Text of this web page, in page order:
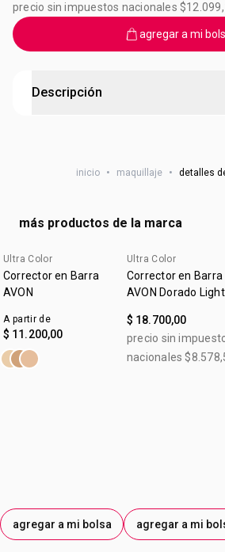
precio sin impuestos nacionales
agregar a mi
Descripción
Tecnologia IQ: Con cobertura media a
para un match perfecto. Luce y se
natural. No obstruye los poros.
inicio • maquillaje • detalles
más productos de la marca
Ultra Color
Corrector en Barra
AVON
A partir de
$ 11.200,00
agregar a mi bolsa
Ultra Color
Corrector en Barra
AVON Dorado Light
$ 18.700,00
precio sin
nacionales
agregar a mi